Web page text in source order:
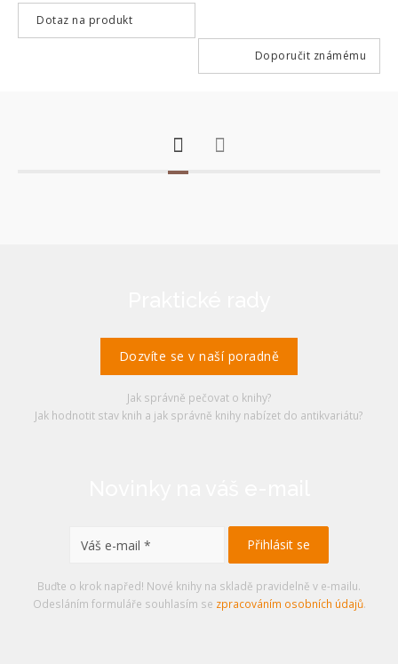
Dotaz na produkt
Doporučit známému
Dozvíte se v naší poradně
Jak správně pečovat o knihy?
Jak hodnotit stav knih a jak správně knihy nabízet do antikvariátu?
Buďte o krok napřed! Nové knihy na skladě pravidelně v e-mailu.
Odesláním formuláře souhlasím se zpracováním osobních údajů.